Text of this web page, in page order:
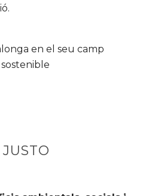
en el seu camp